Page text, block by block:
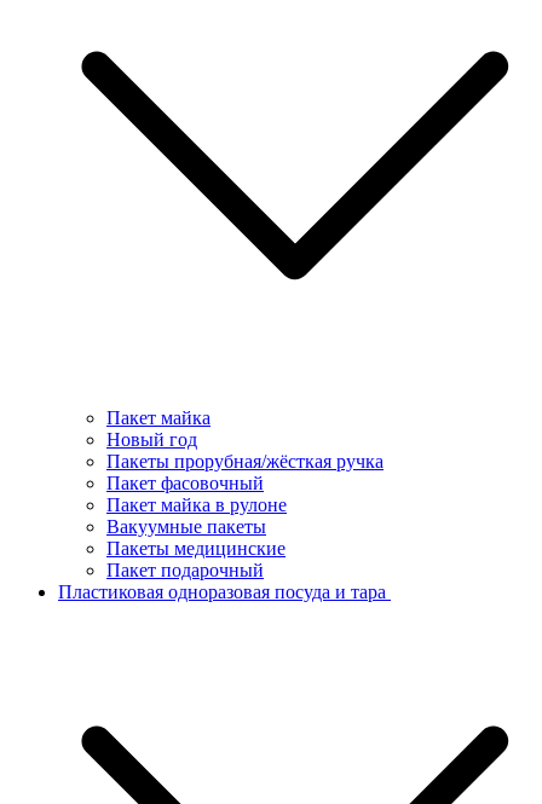
Пакет майка
Новый год
Пакеты прорубная/жёсткая ручка
Пакет фасовочный
Пакет майка в рулоне
Вакуумные пакеты
Пакеты медицинские
Пакет подарочный
Пластиковая одноразовая посуда и тара